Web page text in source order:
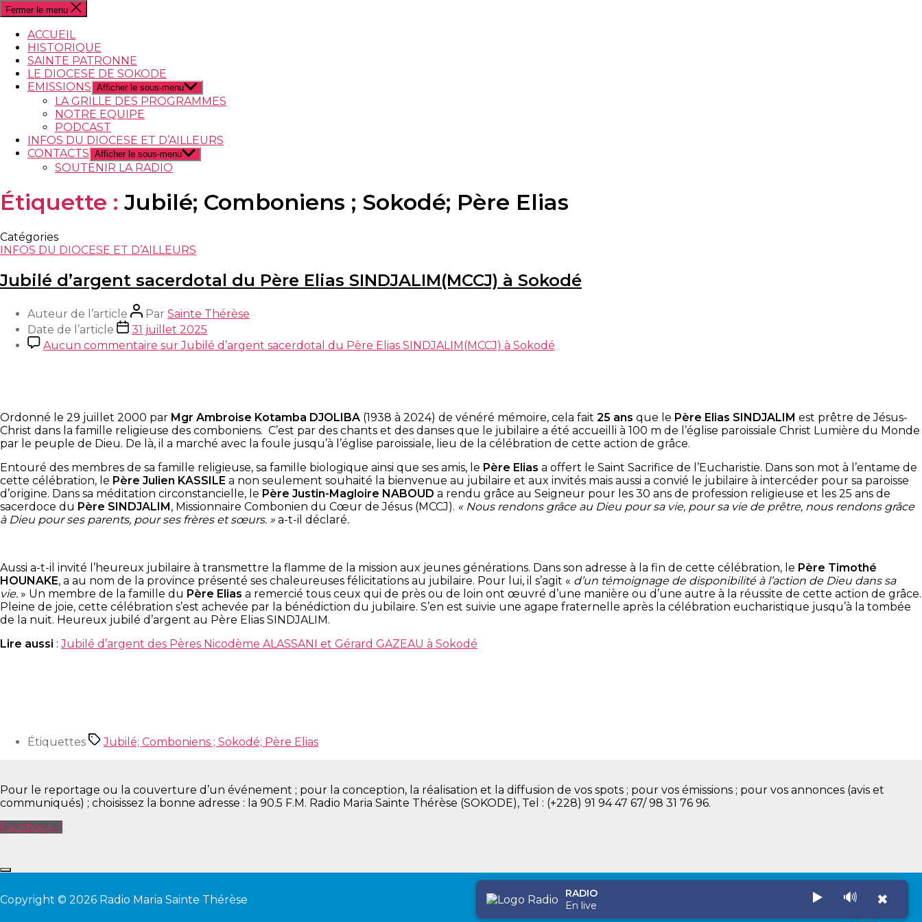
Fermer le menu
ACCUEIL
HISTORIQUE
SAINTE PATRONNE
LE DIOCESE DE SOKODE
EMISSIONS Afficher le sous-menu
LA GRILLE DES PROGRAMMES
NOTRE EQUIPE
PODCAST
INFOS DU DIOCESE ET D’AILLEURS
CONTACTS Afficher le sous-menu
SOUTENIR LA RADIO
Étiquette : Jubilé; Comboniens ; Sokodé; Père Elias
Catégories
INFOS DU DIOCESE ET D’AILLEURS
Jubilé d’argent sacerdotal du Père Elias SINDJALIM(MCCJ) à Sokodé
Auteur de l’article Par Sainte Thérèse
Date de l’article
31 juillet 2025
Aucun commentaire sur Jubilé d’argent sacerdotal du Père Elias SINDJALIM(MCCJ) à Sokodé
Ordonné le 29 juillet 2000 par Mgr Ambroise Kotamba DJOLIBA (1938 à 2024) de vénéré mémoire, cela fait 25 ans que le Père Elias SINDJALIM est prêtre de Jésus-
Christ dans la famille religieuse des comboniens. C’est par des chants et des danses que le jubilaire a été accueilli à 100 m de l’église paroissiale Christ Lumière du Monde
par le peuple de Dieu. De là, il a marché avec la foule jusqu’à l’église paroissiale, lieu de la célébration de cette action de grâce.
Entouré des membres de sa famille religieuse, sa famille biologique ainsi que ses amis, le Père Elias a offert le Saint Sacrifice de l’Eucharistie. Dans son mot à l’entame de
cette célébration, le Père Julien KASSILE a non seulement souhaité la bienvenue au jubilaire et aux invités mais aussi a convié le jubilaire à intercéder pour sa paroisse
d’origine. Dans sa méditation circonstancielle, le Père Justin-Magloire NABOUD a rendu grâce au Seigneur pour les 30 ans de profession religieuse et les 25 ans de
sacerdoce du Père SINDJALIM, Missionnaire Combonien du Cœur de Jésus (MCCJ). « Nous rendons grâce au Dieu pour sa vie, pour sa vie de prêtre, nous rendons grâce
à Dieu pour ses parents, pour ses frères et sœurs. » a-t-il déclaré.
Aussi a-t-il invité l’heureux jubilaire à transmettre la flamme de la mission aux jeunes générations. Dans son adresse à la fin de cette célébration, le Père Timothé
HOUNAKE, a au nom de la province présenté ses chaleureuses félicitations au jubilaire. Pour lui, il s’agit « d’un témoignage de disponibilité à l’action de Dieu dans sa
vie. » Un membre de la famille du Père Elias a remercié tous ceux qui de près ou de loin ont œuvré d’une manière ou d’une autre à la réussite de cette action de grâce.
Pleine de joie, cette célébration s’est achevée par la bénédiction du jubilaire. S’en est suivie une agape fraternelle après la célébration eucharistique jusqu’à la tombée
de la nuit. Heureux jubilé d’argent au Père Elias SINDJALIM.
Lire aussi :Jubilé d’argent des Pères Nicodème ALASSANI et Gérard GAZEAU à Sokodé
Étiquettes Jubilé; Comboniens ; Sokodé; Père Elias
Pour le reportage ou la couverture d’un événement ; pour la conception, la réalisation et la diffusion de vos spots ; pour vos émissions ; pour vos annonces (avis et
communiqués) ; choisissez la bonne adresse : la 90.5 F.M. Radio Maria Sainte Thérèse (SOKODE), Tel : (+228) 91 94 47 67/ 98 31 76 96.
Facebook-f
Copyright © 2026 Radio Maria Sainte Thérèse
RADIO
En live
▶️ 🔊 ✖